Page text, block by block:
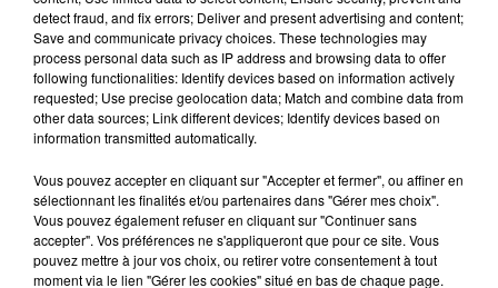
A lire aussi
Europa-Park : des précisons sur
l’après Euro-Mir
detect fraud, and fix errors; Deliver and present advertising and content;
Save and communicate privacy choices. These technologies may
process personal data such as IP address and browsing data to offer
following functionalities: Identify devices based on information actively
requested; Use precise geolocation data; Match and combine data from
other data sources; Link different devices; Identify devices based on
information transmitted automatically.
Vous pouvez accepter en cliquant sur "Accepter et fermer", ou affiner en
sélectionnant les finalités et/ou partenaires dans "Gérer mes choix".
Vous pouvez également refuser en cliquant sur "Continuer sans
accepter". Vos préférences ne s'appliqueront que pour ce site. Vous
pouvez mettre à jour vos choix, ou retirer votre consentement à tout
moment via le lien "Gérer les cookies" situé en bas de chaque page.